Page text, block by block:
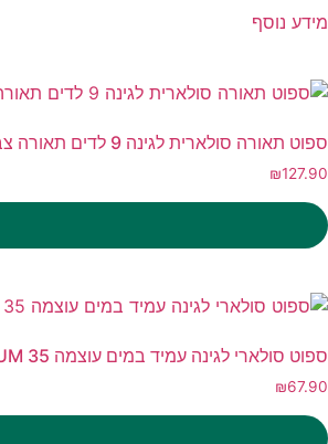
מידע נוסף
ספוט תאורה סולארית לגינה 9 לדים תאורה צבעונית מתחלפת/צהובה לבחירתך בעוצמה 300 LUM
₪127.90
ספוט סולארי לגינה עמיד במים עוצמה 35 LUM צבע תאורה לבן חם/ צהוב
₪67.90